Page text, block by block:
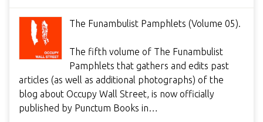
The Funambulist Pamphlets (Volume 05).
The fifth volume of The Funambulist
Pamphlets that gathers and edits past
articles (as well as additional photographs) of the
blog about Occupy Wall Street, is now officially
published by Punctum Books in…